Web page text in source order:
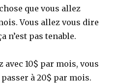
que vous allez
Vous allez vous dire
n’est pas tenable.
10$ par mois, vous
à 20$ par mois.